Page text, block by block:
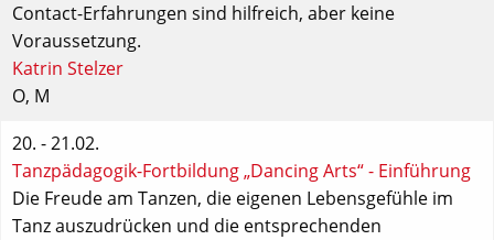
Contact-Erfahrungen sind hilfreich, aber keine
Voraussetzung.
Katrin Stelzer
O, M
20. - 21.02.
Tanzpädagogik-Fortbildung „Dancing Arts“ - Einführung
Die Freude am Tanzen, die eigenen Lebensgefühle im
Tanz auszudrücken und die entsprechenden